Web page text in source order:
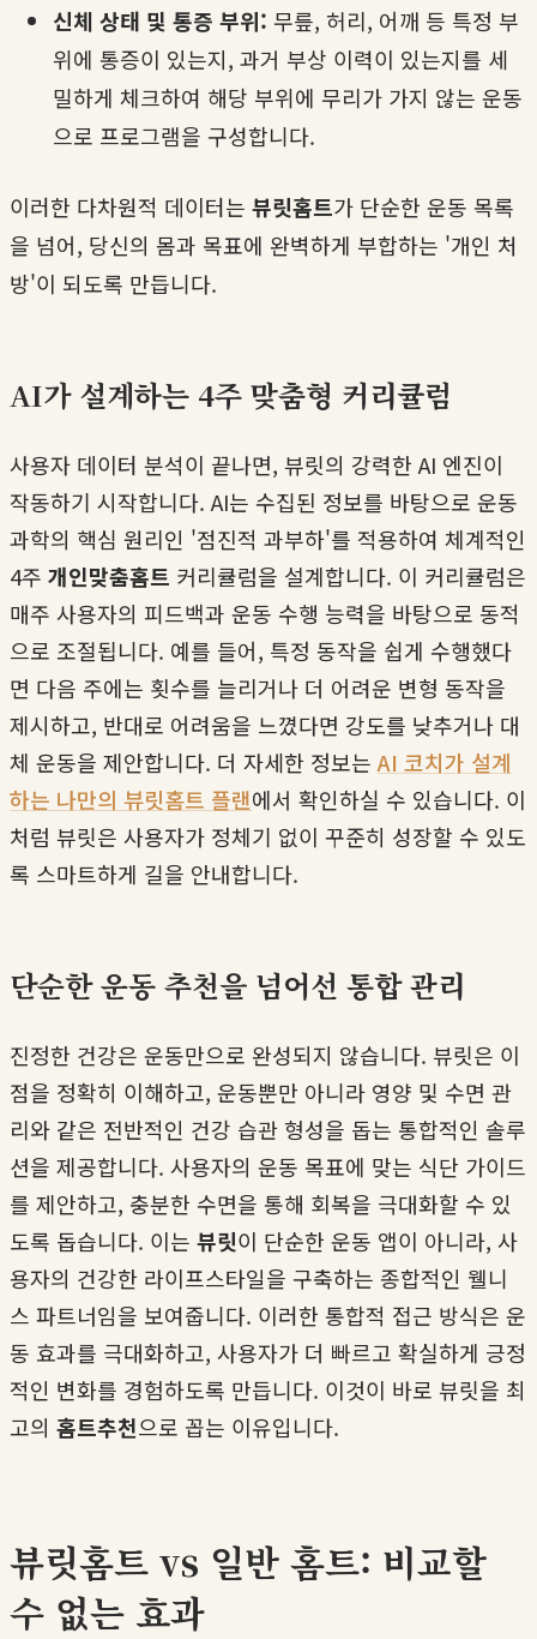
신체 상태 및 통증 부위: 무릎, 허리, 어깨 등 특정 부
위에 통증이 있는지, 과거 부상 이력이 있는지를 세
밀하게 체크하여 해당 부위에 무리가 가지 않는 운동
으로 프로그램을 구성합니다.
이러한 다차원적 데이터는 뷰릿홈트가 단순한 운동 목록
을 넘어, 당신의 몸과 목표에 완벽하게 부합하는 '개인 처
방'이 되도록 만듭니다.
AI가 설계하는 4주 맞춤형 커리큘럼
사용자 데이터 분석이 끝나면, 뷰릿의 강력한 AI 엔진이
작동하기 시작합니다. AI는 수집된 정보를 바탕으로 운동
과학의 핵심 원리인 '점진적 과부하'를 적용하여 체계적인
4주 개인맞춤홈트 커리큘럼을 설계합니다. 이 커리큘럼은
매주 사용자의 피드백과 운동 수행 능력을 바탕으로 동적
으로 조절됩니다. 예를 들어, 특정 동작을 쉽게 수행했다
면 다음 주에는 횟수를 늘리거나 더 어려운 변형 동작을
제시하고, 반대로 어려움을 느꼈다면 강도를 낮추거나 대
체 운동을 제안합니다. 더 자세한 정보는 AI 코치가 설계
하는 나만의 뷰릿홈트 플랜에서 확인하실 수 있습니다. 이
처럼 뷰릿은 사용자가 정체기 없이 꾸준히 성장할 수 있도
록 스마트하게 길을 안내합니다.
단순한 운동 추천을 넘어선 통합 관리
진정한 건강은 운동만으로 완성되지 않습니다. 뷰릿은 이
점을 정확히 이해하고, 운동뿐만 아니라 영양 및 수면 관
리와 같은 전반적인 건강 습관 형성을 돕는 통합적인 솔루
션을 제공합니다. 사용자의 운동 목표에 맞는 식단 가이드
를 제안하고, 충분한 수면을 통해 회복을 극대화할 수 있
도록 돕습니다. 이는 뷰릿이 단순한 운동 앱이 아니라, 사
용자의 건강한 라이프스타일을 구축하는 종합적인 웰니
스 파트너임을 보여줍니다. 이러한 통합적 접근 방식은 운
동 효과를 극대화하고, 사용자가 더 빠르고 확실하게 긍정
적인 변화를 경험하도록 만듭니다. 이것이 바로 뷰릿을 최
고의 홈트추천으로 꼽는 이유입니다.
뷰릿홈트 vs 일반 홈트: 비교할
수 없는 효과